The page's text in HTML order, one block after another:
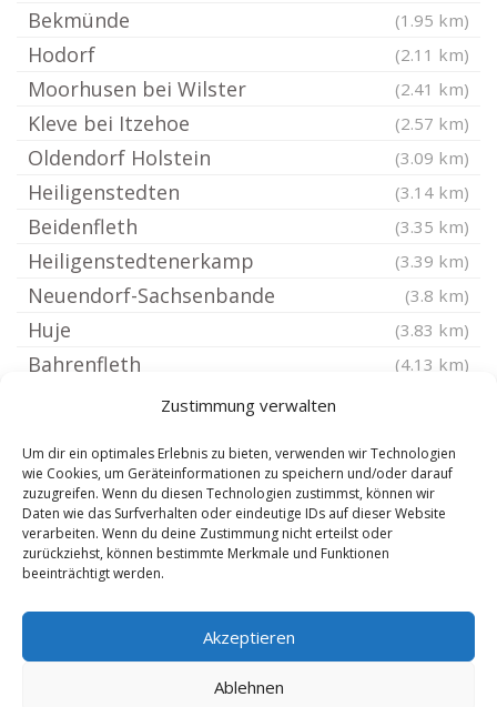
Zustimmung verwalten
Um dir ein optimales Erlebnis zu bieten, verwenden wir Technologien
wie Cookies, um Geräteinformationen zu speichern und/oder darauf
zuzugreifen. Wenn du diesen Technologien zustimmst, können wir
Daten wie das Surfverhalten oder eindeutige IDs auf dieser Website
verarbeiten. Wenn du deine Zustimmung nicht erteilst oder
zurückziehst, können bestimmte Merkmale und Funktionen
beeinträchtigt werden.
Akzeptieren
Ablehnen
Bekmünde (1.95 km)
Hodorf (2.11 km)
Moorhusen bei Wilster (2.41 km)
Kleve bei Itzehoe (2.57 km)
Oldendorf Holstein (3.09 km)
Heiligenstedten (3.14 km)
Beidenfleth (3.35 km)
Heiligenstedtenerkamp (3.39 km)
Neuendorf-Sachsenbande (3.8 km)
Huje (3.83 km)
Bahrenfleth (4.13 km)
Nortorf bei Wilster
Kremperheide (4.45 km)
Vaalermoor (4.51 km)
Itzehoe
Krempermoor
Vaale Holstein